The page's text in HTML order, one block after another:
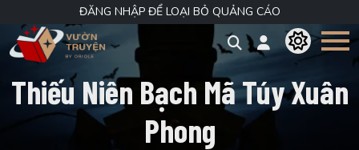
ĐĂNG NHẬP ĐỂ LOẠI BỎ QUẢNG CÁO
Thiếu Niên Bạch Mã Túy Xuân
Phong